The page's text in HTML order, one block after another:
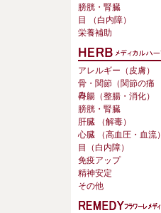
膀胱・腎臓
目 （白内障）
栄養補助
アレルギー（皮膚）
骨・関節（関節の痛
み）
胃腸（整腸・消化）
膀胱・腎臓
肝臓 （解毒）
心臓 （高血圧・血流）
目（白内障）
免疫アップ
精神安定
その他